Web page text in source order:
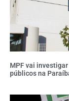
MPF vai
públicos na